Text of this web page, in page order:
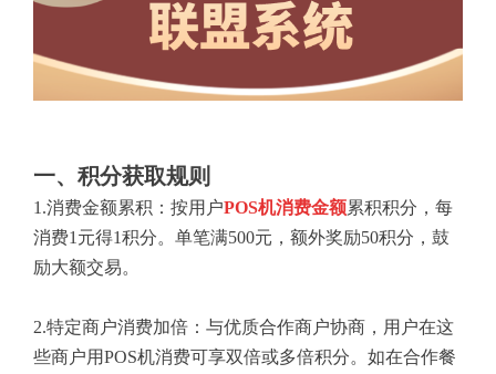
一、积分获取规则
1.消费金额累积：按用户POS机消费金额累积积分，每
消费1元得1积分。单笔满500元，额外奖励50积分，鼓
励大额交易。
2.特定商户消费加倍：与优质合作商户协商，用户在这
些商户用POS机消费可享双倍或多倍积分。如在合作餐